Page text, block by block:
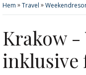
Hem »Travel »
Krakow -
inklusive